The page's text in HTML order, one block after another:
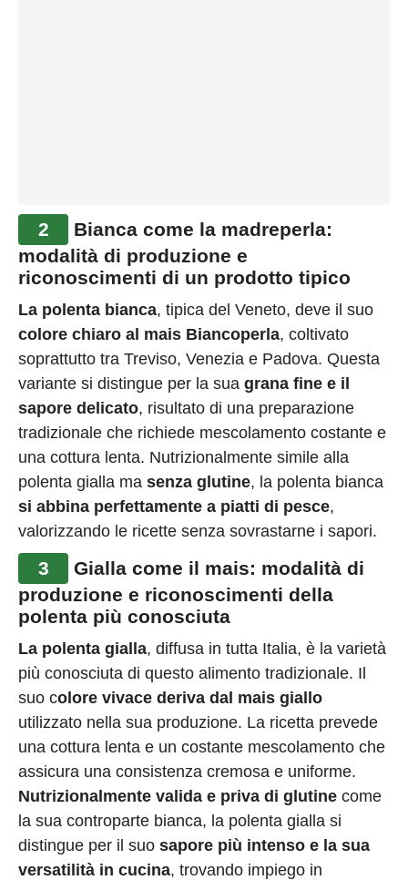
2
Bianca come la madreperla:
modalità di produzione e
riconoscimenti di un prodotto tipico
La polenta bianca, tipica del Veneto, deve il suo
colore chiaro al mais Biancoperla, coltivato
soprattutto tra Treviso, Venezia e Padova. Questa
variante si distingue per la sua grana fine e il
sapore delicato, risultato di una preparazione
tradizionale che richiede mescolamento costante e
una cottura lenta. Nutrizionalmente simile alla
polenta gialla ma senza glutine, la polenta bianca
si abbina perfettamente a piatti di pesce,
valorizzando le ricette senza sovrastarne i sapori​.
3
Gialla come il mais: modalità di
produzione e riconoscimenti della
polenta più conosciuta
La polenta gialla, diffusa in tutta Italia, è la varietà
più conosciuta di questo alimento tradizionale. Il
suo colore vivace deriva dal mais giallo
utilizzato nella sua produzione. La ricetta prevede
una cottura lenta e un costante mescolamento che
assicura una consistenza cremosa e uniforme.
Nutrizionalmente valida e priva di glutine come
la sua controparte bianca, la polenta gialla si
distingue per il suo sapore più intenso e la sua
versatilità in cucina, trovando impiego in